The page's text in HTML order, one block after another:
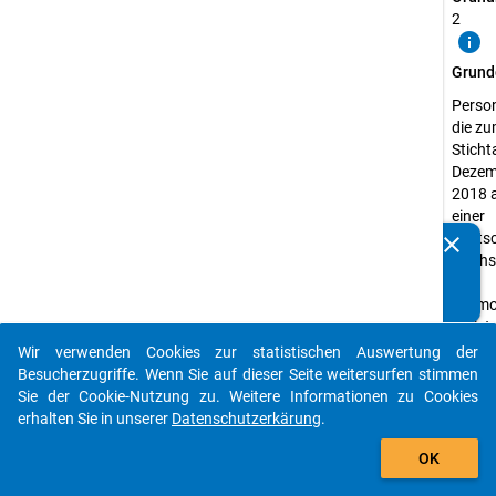
2
info
die
2018
einer
waren
Daten
clear
auto_stories
add_shopping_cart
Wir verwenden Cookies zur statistischen Auswertung der
Besucherzugriffe. Wenn Sie auf dieser Seite weitersurfen stimmen
Sie der Cookie-Nutzung zu. Weitere Informationen zu Cookies
erhalten Sie in unserer Datenschutzerkärung.
OK